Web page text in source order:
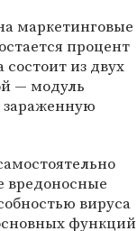
маркетинговые
процент
из двух
— модуль
зараженную
вредоносные
вируса
функций